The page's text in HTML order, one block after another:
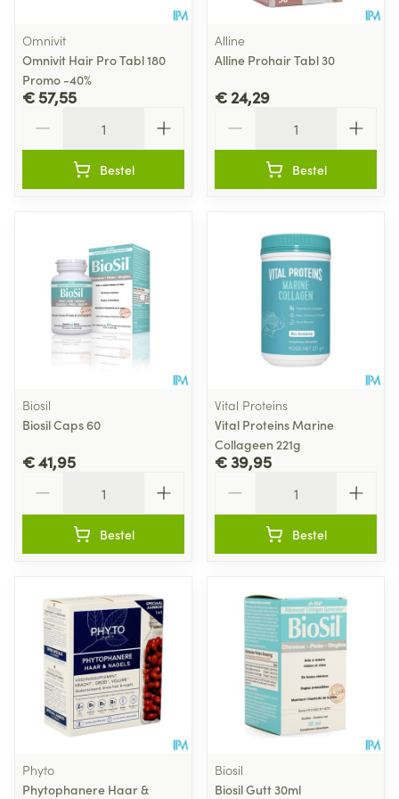
Omnivit
Omnivit Hair Pro Tabl 180
Promo -40%
€ 57,55
Bestel
Alline
Alline Prohair Tabl 30
€ 24,29
Bestel
Biosil
Biosil Caps 60
€ 41,95
Bestel
Vital Proteins
Vital Proteins Marine
Collageen 221g
€ 39,95
Bestel
Phyto
Phytophanere Haar &
Biosil
Biosil Gutt 30ml